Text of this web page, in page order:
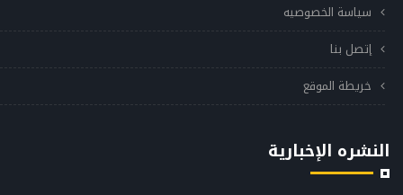
سياسة الخصوصيه
إتصل بنا
خريطة الموقع
النشره الإخبارية